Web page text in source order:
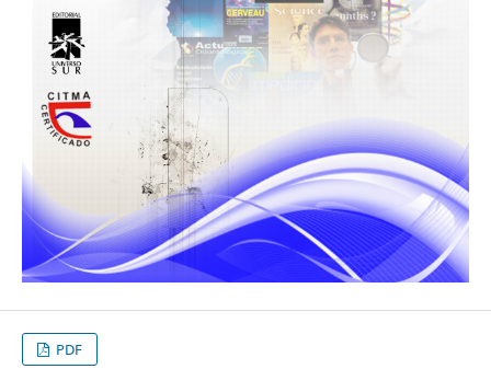
PDF